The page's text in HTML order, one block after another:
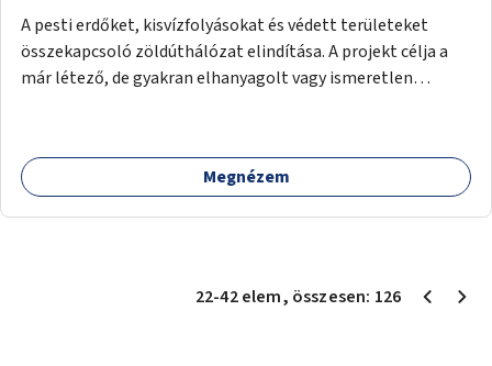
A pesti erdőket, kisvízfolyásokat és védett területeket
összekapcsoló zöldúthálózat elindítása. A projekt célja a
már létező, de gyakran elhanyagolt vagy ismeretlen
szűkületek javításával, néhány ponton pedig helyszíni
beavatkozással (pl. táblák kihelyezése, hulladékgyűjtők,
Megnézem
22-42elem, összesen: 126